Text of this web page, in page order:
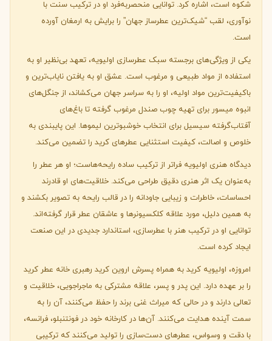
شکوه است، اشاره کرد. توانایی منحصربه‌فرد او در ترکیب سنت با
نوآوری، لقب “شیک‌ترین عطرساز جهان” را برایش به ارمغان آورده
است.
یکی از ویژگی‌های برجسته سبک عطرسازی اولیویه، تعهد بی‌نظیر او به
استفاده از مواد طبیعی و مرغوب است. عشق او به یافتن نایاب‌ترین و
باکیفیت‌ترین مواد اولیه، او را به سراسر جهان می‌کشاند، از جنگل‌های
انبوه میسور برای تهیه چوب صندل مرغوب گرفته تا باغ‌های
آفتاب‌گرفته سیسیل برای انتخاب خوشبوترین لیموها. این پایبندی به
خلوص و اصالت، کیفیت استثنایی عطرهای کرید را تضمین می‌کند.
دیدگاه هنری اولیویه فراتر از ترکیب ساده رایحه‌هاست؛ او هر عطر را
به‌عنوان یک اثر هنری دقیق طراحی می‌کند. خلاقیت‌های او قادرند
احساسات، خاطرات و زیبایی جاودانه را در قالب رایحه به تصویر بکشند و
به همین دلیل، مورد علاقه کلکسیونرها و عاشقان عطر قرار گرفته‌اند.
توانایی او در ترکیب هنر با عطرسازی، استاندارد جدیدی در این صنعت
ایجاد کرده است.
امروزه، اولیویه کرید به همراه پسرش اروین کرید رهبری خانه عطر کرید
را بر عهده دارد. این پدر و پسر، علاقه مشترکی به ماجراجویی، خلاقیت و
تعالی دارند و در حالی که میراث غنی برند را حفظ می‌کنند، آن را به
سمت آینده هدایت می‌کنند. آن‌ها در کارخانه خود در فونتنبلو، فرانسه،
با دقت و وسواس، عطرهای دست‌سازی را تولید می‌کنند که ترکیبی